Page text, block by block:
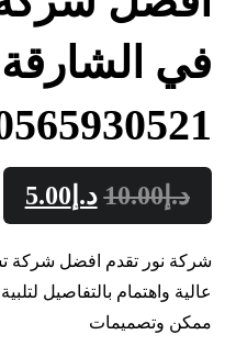
في
د.إ10.00 د.إ 5.00
شركة نور تقدم افضل شركة
عالية واهتمام بالتفاصيل
ممكن وتصميمات